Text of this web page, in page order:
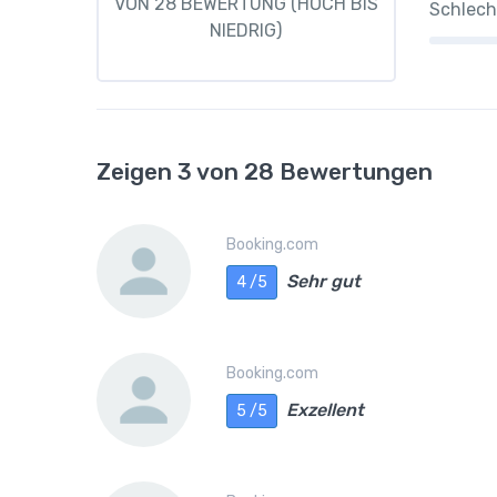
NIEDRIG)
Zeigen 3 von 28 Bewertungen
Booking.com
4 /5
Sehr gut
Booking.com
5 /5
Exzellent